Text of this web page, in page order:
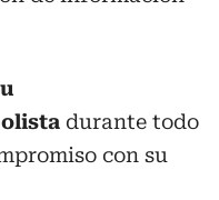
durante todo
con su